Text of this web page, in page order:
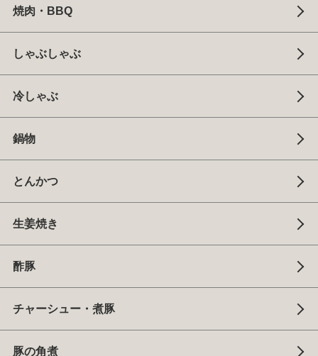
焼肉・BBQ
しゃぶしゃぶ
冷しゃぶ
鍋物
とんかつ
生姜焼き
酢豚
チャーシュー・煮豚
豚の角煮